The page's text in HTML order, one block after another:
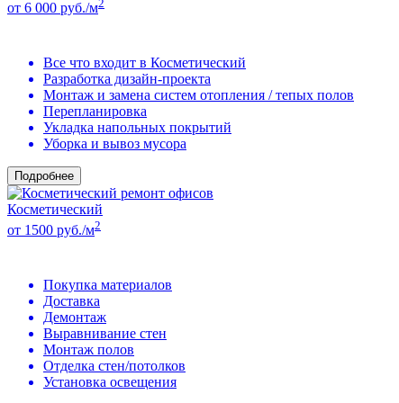
от 6 000 руб./м
Все что входит в Косметический
Разработка дизайн-проекта
Монтаж и замена систем отопления / тепых полов
Перепланировка
Укладка напольных покрытий
Уборка и вывоз мусора
Подробнее
Косметический
от 1500 руб./м2
Покупка материалов
Доставка
Демонтаж
Выравнивание стен
Монтаж полов
Отделка стен/потолков
Установка освещения